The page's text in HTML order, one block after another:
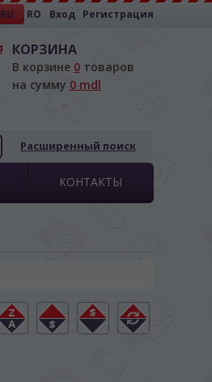
RU RO Вход Регистрация
КОРЗИНА
В корзине 0товаров
на сумму 0 mdl
Расширенный поиск
КОНТАКТЫ